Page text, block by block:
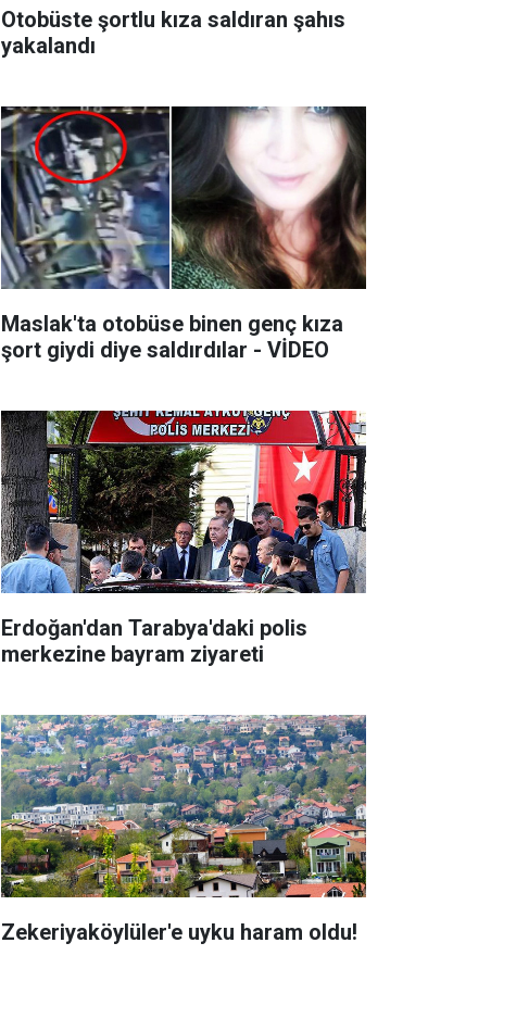
Otobüste şortlu kıza saldıran şahıs
yakalandı
Maslak'ta otobüse binen genç kıza
şort giydi diye saldırdılar - VİDEO
Erdoğan'dan Tarabya'daki polis
merkezine bayram ziyareti
Zekeriyaköylüler'e uyku haram oldu!